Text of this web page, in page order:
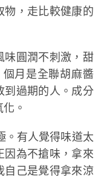
物，走比較健康的
味圓潤不刺激，甜
月是全聯胡麻醬
到過期的人。成分
。
。有人覺得味道太
因為不搶味，拿來
自己是覺得拿來涼